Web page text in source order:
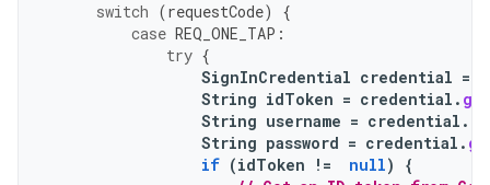
switch (requestCode)
{
case REQ_ONE_TAP :
try {
SignInCredential credential =
String idToken = credential .
String username = credential .
String password = credential .
if (idToken != null)
{